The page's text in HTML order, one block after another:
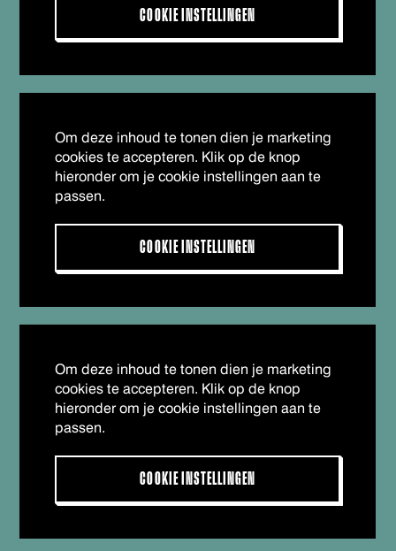
COOKIE INSTELLINGEN
Om deze inhoud te tonen dien je marketing
cookies te accepteren. Klik op de knop
hieronder om je cookie instellingen aan te
passen.
COOKIE INSTELLINGEN
Om deze inhoud te tonen dien je marketing
cookies te accepteren. Klik op de knop
hieronder om je cookie instellingen aan te
passen.
COOKIE INSTELLINGEN